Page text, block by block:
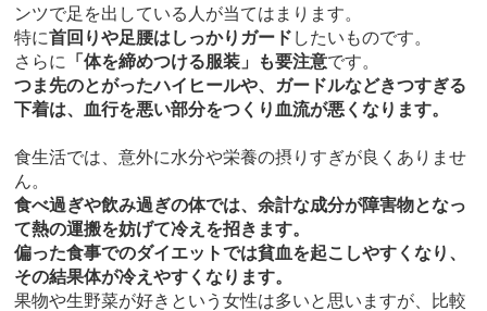
ンツで足を出している人が当てはまります。
特に首回りや足腰はしっかりガード したいものです。
さらに
「体を締めつける服装」も要注意です。
つま先のとがったハイヒールや、ガードルなどきつすぎる
下着は、血行を悪い部分をつくり血流が悪くなります。
食生活では、意外に水分や栄養の摂りすぎが良くありませ
ん。
食べ過ぎや飲み過ぎの体では、余計な成分が障害物となっ
て熱の運搬を妨げて冷えを招きます。
偏った食事でのダイエットでは貧血を起こしやすくなり、
その結果体が冷えやすくなります。
果物や生野菜が好きという女性は多いと思いますが、比較